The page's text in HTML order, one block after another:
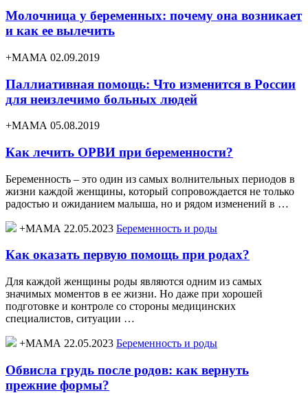
Молочница у беременных: почему она возникает
и как ее вылечить
+МАМА 02.09.2019
Паллиативная помощь: Что изменится в России
для неизлечимо больных людей
+МАМА 05.08.2019
Как лечить ОРВИ при беременности?
Беременность – это один из самых волнительных периодов в
жизни каждой женщины, который сопровождается не только
радостью и ожиданием малыша, но и рядом изменений в …
+МАМА 22.05.2023 Беременность и роды
Как оказать первую помощь при родах?
Для каждой женщины роды являются одним из самых
значимых моментов в ее жизни. Но даже при хорошей
подготовке и контроле со стороны медицинских
специалистов, ситуации …
+МАМА 22.05.2023 Беременность и роды
Обвисла грудь после родов: как вернуть
прежние формы?